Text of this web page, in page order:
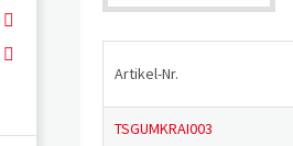
Artikel-Nr.
TSGUMKRAI003